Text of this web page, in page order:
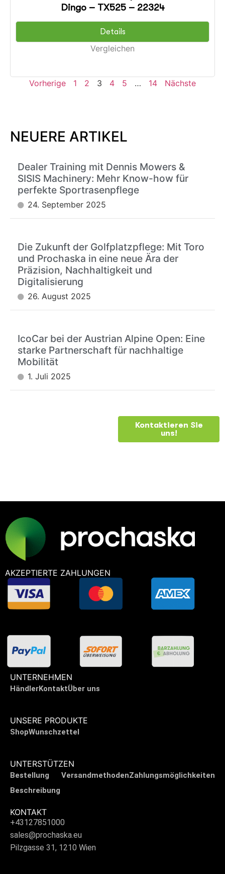
Dingo – TX525 – 22324
Details
Vergleichen
Vorherige 1 2 3 4 5 … 14 Nächste
NEUERE ARTIKEL
Dealer Training mit Dennis Mowers &
SISIS Machinery: Mehr Know-how für
perfekte Sportrasenpflege
24. September 2025
Die Zukunft der Golfplatzpflege: Mit Toro
und Prochaska in eine neue Ära der
Präzision, Nachhaltigkeit und
Digitalisierung
26. August 2025
IcoCar bei der Austrian Alpine Open: Eine
starke Partnerschaft für nachhaltige
Mobilität
1. Juli 2025
Kontaktieren Sie
uns!
AKZEPTIERTE ZAHLUNGEN
UNTERNEHMEN
HändlerKontaktÜber uns
UNSERE PRODUKTE
ShopWunschzettel
UNTERSTÜTZEN
Bestellung
Beschreibung
VersandmethodenZahlungsmöglichkeiten
KONTAKT
+43127851000
sales@prochaska.eu
Pilzgasse 31, 1210 Wien